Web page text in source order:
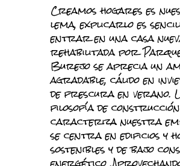
Creamos hogares es
lema, explicarlo es
entrar en una casa
rehabilitada por
Burejo se aprecia un
agradable, cálido en
de frescura en verano.
filosofía de
caracteriza nuestra
se centra en edificios y
sostenibles y de bajo